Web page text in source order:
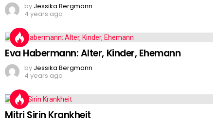
by Jessika Bergmann
4 years ago
Eva Habermann: Alter, Kinder, Ehemann
by Jessika Bergmann
4 years ago
Mitri Sirin Krankheit